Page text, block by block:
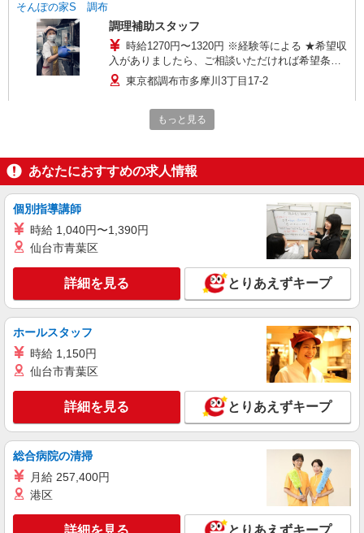
そんぽの家S 調布
調理補助スタッフ
時給1270円〜1320円 ※経験等による ★希望収
入がありましたら、ご相談いただければ希望条件
に合うかの確認もいたします。 ★時間外手当別途
支給 ★上記金額は働きがい向上手当を含みます。
なる） 社会保険加入者は更に＋50円
東京都調布市多摩川3丁目17-2
コンパスグループ・ジャパン株式会社 39633_p
調理補助【アルバイト・パート】
(試用期間2ヶ月) 残業が発生した場合、残業代を1
分単位で別途支給します。
チャームスイート調布 （東京都調布市小島町
詳細を見る
アルバイト パート
そんぽの家 調布多摩川
入がありましたら、ご相談いただければ希望条件
に合うかの確認もいたします。 ★時間外手当別途
支給 ★上記金額は働きがい向上手当を含みます。
なる） 社会保険加入者は更に＋50円
東京都調布市多摩川3丁目17-1
キープ 詳細を見る
アルバイト
SOMPOケア ラヴィーレ 仙川
もっと見る
あなたにおすすめの求人情報
個別指導講師
時給 1,040円〜1,390円
仙台市青葉区
詳細を見る とりあえずキープ
ホールスタッフ
時給 1,150円
仙台市青葉区
詳細を見る とりあえずキープ
総合病院の清掃
月給 257,400円
港区
詳細を見る とりあえずキープ